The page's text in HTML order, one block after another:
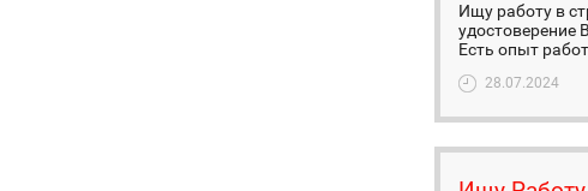
Ищу работу в
удостоверение
Есть опыт
28.07.2024